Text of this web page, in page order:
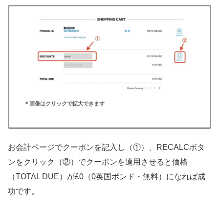
＊画像はクリックで拡大できます
お会計ページでクーポンを記入し（①）、RECALCボタ
ンをクリック（②）でクーポンを適用させると価格
（TOTAL DUE）が£0（0英国ポンド・無料）になれば成
功です。